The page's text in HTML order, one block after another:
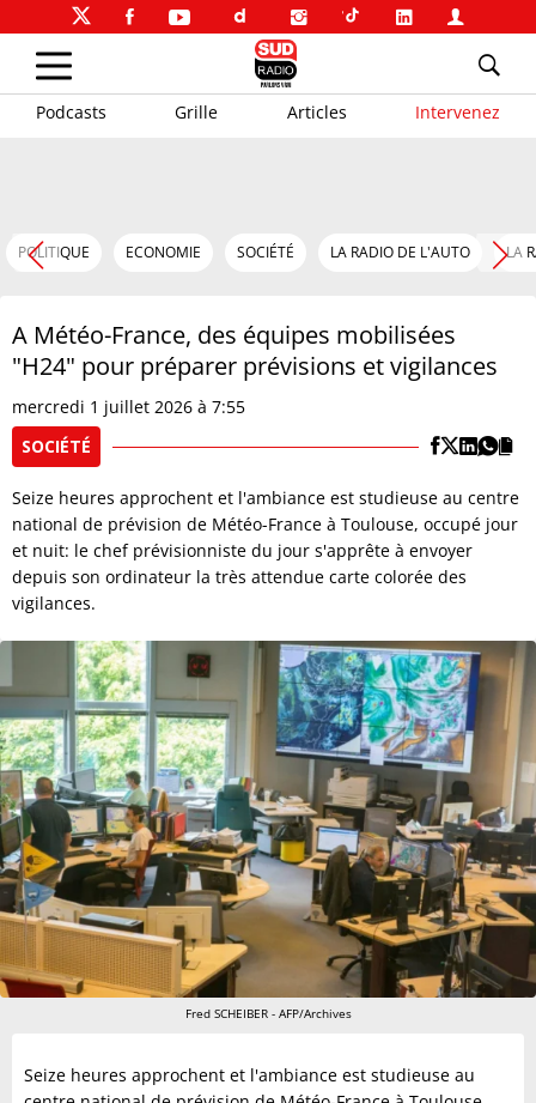
Podcasts Grille Articles Intervenez
POLITIQUE ECONOMIE SOCIÉTÉ LA RADIO DE L'AUTO LA
A Météo-France, des équipes mobilisées
"H24" pour préparer prévisions et vigilances
mercredi 1 juillet 2026 à 7:55
SOCIÉTÉ
Seize heures approchent et l'ambiance est studieuse au centre
national de prévision de Météo-France à Toulouse, occupé jour
et nuit: le chef prévisionniste du jour s'apprête à envoyer
depuis son ordinateur la très attendue carte colorée des
vigilances.
Fred SCHEIBER - AFP/Archives
Seize heures approchent et l'ambiance est studieuse au